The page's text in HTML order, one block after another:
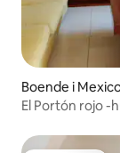
Boende i
El Portón rojo -